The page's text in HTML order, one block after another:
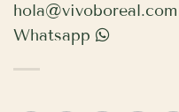
hola@vivoboreal.com
Whatsapp